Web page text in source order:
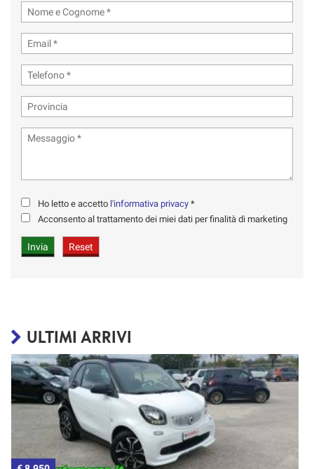
Ho letto e accetto l'informativa privacy *
Acconsento al trattamento dei miei dati per finalità di marketing
ULTIMI ARRIVI